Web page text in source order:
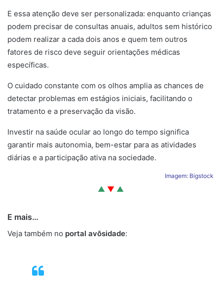
E essa atenção deve ser personalizada: enquanto crianças
podem precisar de consultas anuais, adultos sem histórico
podem realizar a cada dois anos e quem tem outros
fatores de risco deve seguir orientações médicas
específicas.
O cuidado constante com os olhos amplia as chances de
detectar problemas em estágios iniciais, facilitando o
tratamento e a preservação da visão.
Investir na saúde ocular ao longo do tempo significa
garantir mais autonomia, bem-estar para as atividades
diárias e a participação ativa na sociedade.
Imagem: Bigstock
▲ ▼▲
E mais…
Veja também no portal avŏsidade: